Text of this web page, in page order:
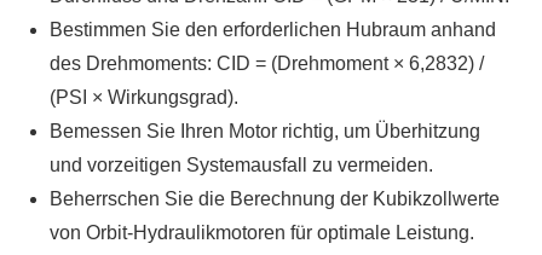
Bestimmen Sie den erforderlichen Hubraum anhand
des Drehmoments: CID = (Drehmoment × 6,2832) /
(PSI × Wirkungsgrad).
Bemessen Sie Ihren Motor richtig, um Überhitzung
und vorzeitigen Systemausfall zu vermeiden.
Beherrschen Sie die Berechnung der Kubikzollwerte
von Orbit-Hydraulikmotoren für optimale Leistung.